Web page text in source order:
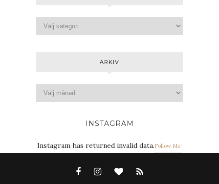
ARKIV
INSTAGRAM
Instagram has returned invalid data.Follow Me!